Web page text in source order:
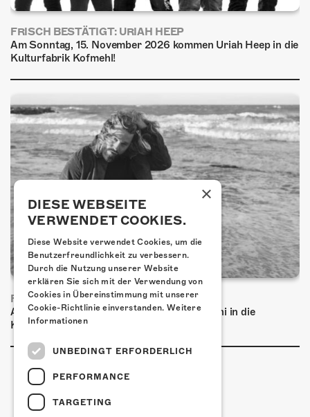
FRISCH BESTÄTIGT: URIAH HEEP
Am Sonntag, 15. November 2026 kommen Uriah Heep in die
Kulturfabrik Kofmehl!
FRISCH BESTÄTIGT: BASCHI
Am Samstag, 29. Januar 2027 kommt Baschi in die
Kulturfabrik Kofmehl!
×
DIESE WEBSEITE
VERWENDET COOKIES.
Diese Website verwendet Cookies, um die
Benutzerfreundlichkeit zu verbessern.
Durch die Nutzung unserer Website
erklären Sie sich mit der Verwendung von
Cookies in Übereinstimmung mit unserer
Cookie-Richtlinie einverstanden. Weitere
Informationen
UNBEDINGT ERFORDERLICH
PERFORMANCE
TARGETING